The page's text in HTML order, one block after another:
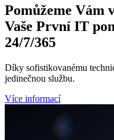
Pomůžeme Vám
Vaše První IT
24/7/365
Díky sofistikovanému
jedinečnou službu.
Více informací